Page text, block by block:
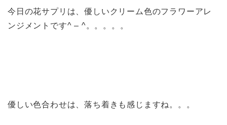
今日の花サプリは、優しいクリーム色のフラワーアレ
ンジメントです^ – ^。。。。。
優しい色合わせは、落ち着きも感じますね。。。